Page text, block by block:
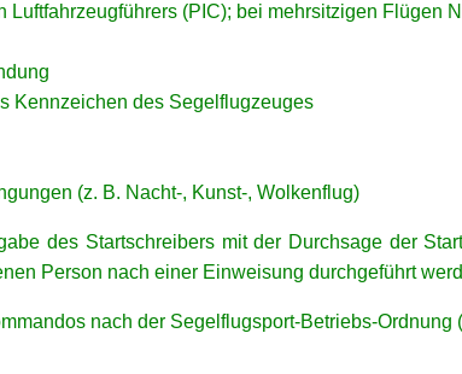
Luftfahrzeugführers (PIC); bei mehrsitzigen Flügen
Kennzeichen des Segelflugzeuges
(z. B. Nacht-, Kunst-, Wolkenflug)
des Startschreibers mit der Durchsage der
Person nach einer Einweisung durchgeführt
nach der Segelflugsport-Betriebs-Ordnung